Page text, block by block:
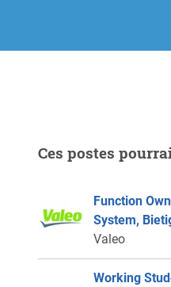
Ces postes
Function
System,
Valeo
Working